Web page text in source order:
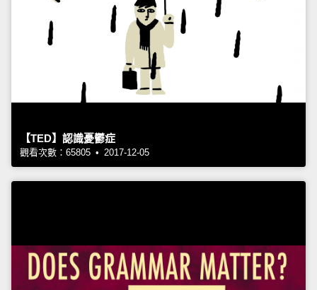
【TED】認識憂鬱症
觀看次數：65805 • 2017-12-05